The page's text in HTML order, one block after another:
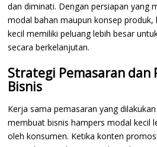
dan diminati. Dengan persiapan yang
modal bahan maupun konsep produk,
kecil memiliki peluang lebih besar
secara berkelanjutan.
Strategi Pemasaran dan
Bisnis
Kerja sama pemasaran yang
membuat bisnis hampers modal kecil
oleh konsumen. Ketika konten